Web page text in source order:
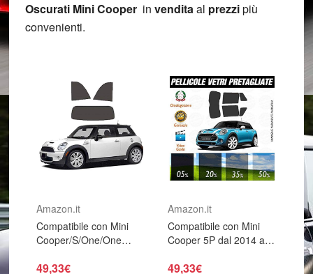
Oscurati Mini Cooper in venditaal prezzipiù
convenienti.
Amazon.it
Compatibile con Mini
Cooper/S/One/One
Pellicole Oscuramento
49,33€
Amazon.it
Compatibile con Mini
Cooper 5P dal 2014 ad
Oscuramento Vetri Auto
49,33€